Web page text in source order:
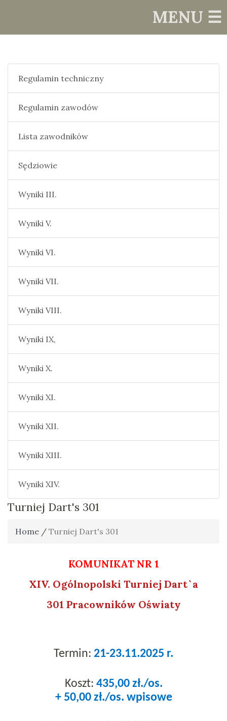
MENU ☰
Regulamin techniczny
Regulamin zawodów
Lista zawodników
Sędziowie
Wyniki III.
Wyniki V.
Wyniki VI.
Wyniki VII.
Wyniki VIII.
Wyniki IX,
Wyniki X.
Wyniki XI.
Wyniki XII.
Wyniki XIII.
Wyniki XIV.
Turniej Dart's 301
Home / Turniej Dart's 301
KOMUNIKAT NR 1
XIV. Ogólnopolski Turniej Dart`a
301 Pracowników Oświaty
Termin: 21-23.11.2025 r.
Koszt: 435,00 zł./os.
+ 50,00 zł./os. wpisowe